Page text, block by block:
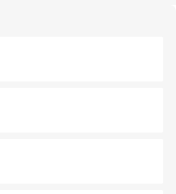
情を楽しめる外せないスポット